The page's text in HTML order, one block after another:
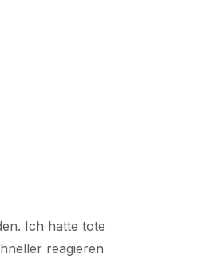
Ich hatte tote
reagieren